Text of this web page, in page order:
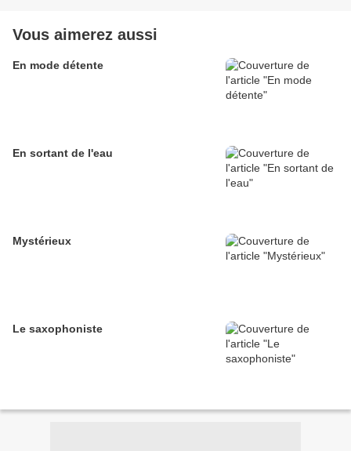
Vous aimerez aussi
En mode détente
En sortant de l'eau
Mystérieux
Le saxophoniste